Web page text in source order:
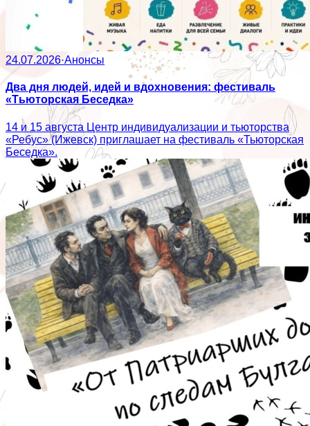
24.07.2026·Анонсы
Два дня людей, идей и вдохновения: фестиваль
«Тьюторская Беседка»
14 и 15 августа Центр индивидуализации и тьюторства
«Ребус» (Ижевск) приглашает на фестиваль «Тьюторская
Беседка».